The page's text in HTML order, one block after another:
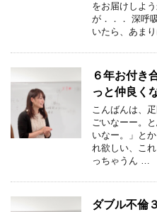
をお届けしよ
が．．． 深呼
いたら、あま
６年お付き
っと仲良く
こんばんは、
ごいなーー。
いなー。」と
れ欲しい、こ
っちゃうん …
ダブル不倫